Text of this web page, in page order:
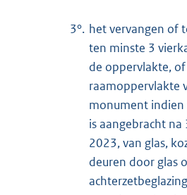
3°. het vervangen of
ten minste 3
de oppervlakte, of
raamoppervlakte
monument indien
is aangebracht na
2023, van glas,
deuren door glas